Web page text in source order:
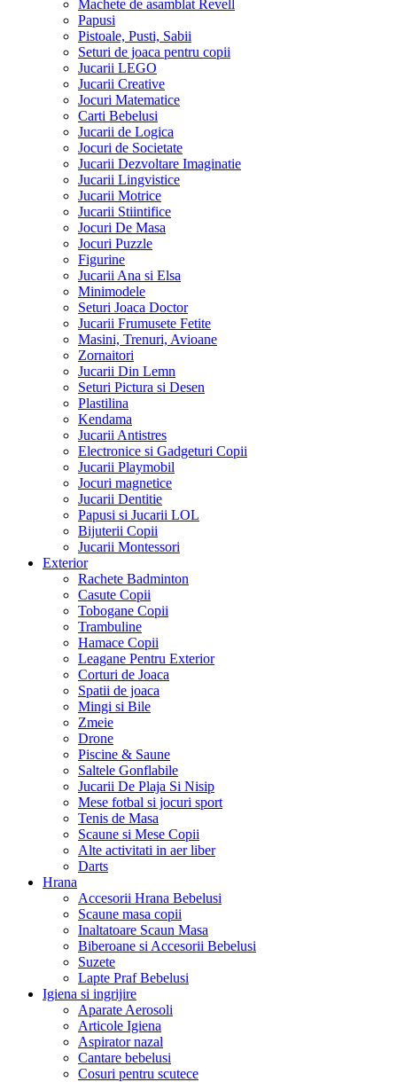
Machete de asamblat Revell
Papusi
Pistoale, Pusti, Sabii
Seturi de joaca pentru copii
Jucarii LEGO
Jucarii Creative
Jocuri Matematice
Carti Bebelusi
Jucarii de Logica
Jocuri de Societate
Jucarii Dezvoltare Imaginatie
Jucarii Lingvistice
Jucarii Motrice
Jucarii Stiintifice
Jocuri De Masa
Jocuri Puzzle
Figurine
Jucarii Ana si Elsa
Minimodele
Seturi Joaca Doctor
Jucarii Frumusete Fetite
Masini, Trenuri, Avioane
Zornaitori
Jucarii Din Lemn
Seturi Pictura si Desen
Plastilina
Kendama
Jucarii Antistres
Electronice si Gadgeturi Copii
Jucarii Playmobil
Jocuri magnetice
Jucarii Dentitie
Papusi si Jucarii LOL
Bijuterii Copii
Jucarii Montessori
Exterior
Rachete Badminton
Casute Copii
Tobogane Copii
Trambuline
Hamace Copii
Leagane Pentru Exterior
Corturi de Joaca
Spatii de joaca
Mingi si Bile
Zmeie
Drone
Piscine & Saune
Saltele Gonflabile
Jucarii De Plaja Si Nisip
Mese fotbal si jocuri sport
Tenis de Masa
Scaune si Mese Copii
Alte activitati in aer liber
Darts
Hrana
Accesorii Hrana Bebelusi
Scaune masa copii
Inaltatoare Scaun Masa
Biberoane si Accesorii Bebelusi
Suzete
Lapte Praf Bebelusi
Igiena si ingrijire
Aparate Aerosoli
Articole Igiena
Aspirator nazal
Cantare bebelusi
Cosuri pentru scutece